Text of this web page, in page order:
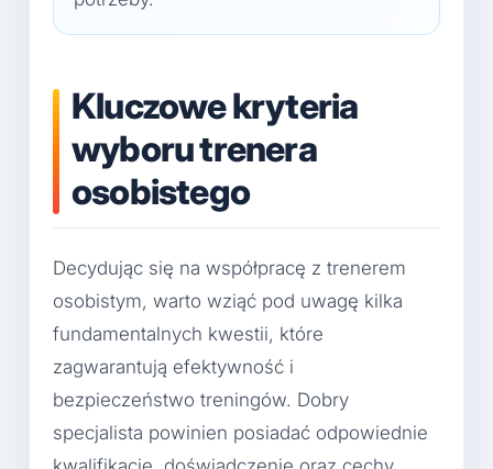
Kluczowe kryteria
wyboru trenera
osobistego
Decydując się na współpracę z trenerem
osobistym, warto wziąć pod uwagę kilka
fundamentalnych kwestii, które
zagwarantują efektywność i
bezpieczeństwo treningów. Dobry
specjalista powinien posiadać odpowiednie